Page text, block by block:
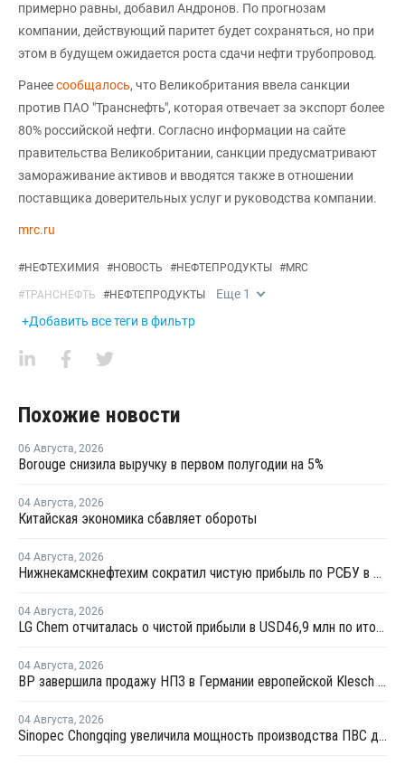
примерно равны, добавил Андронов. По прогнозам
компании, действующий паритет будет сохраняться, но при
этом в будущем ожидается роста сдачи нефти трубопровод.
Ранеесообщалось, что Великобритания ввела санкции
против ПАО "Транснефть", которая отвечает за экспорт более
80% российской нефти. Согласно информации на сайте
правительства Великобритании, санкции предусматривают
замораживание активов и вводятся также в отношении
поставщика доверительных услуг и руководства компании.
mrc.ru
#НЕФТЕХИМИЯ #НОВОСТЬ #НЕФТЕПРОДУКТЫ #MRC
#ТРАНСНЕФТЬ #НЕФТЕПРОДУКТЫ Еще 1
+Добавить все теги в фильтр
Похожие новости
06 Августа, 2026
Borouge снизила выручку в первом полугодии на 5%
04 Августа, 2026
Китайская экономика сбавляет обороты
04 Августа, 2026
Нижнекамскнефтехим сократил чистую прибыль по РСБУ в 15 раз в первом полугодии
04 Августа, 2026
LG Chem отчиталась о чистой прибыли в USD46,9 млн по итогам второго квартала 2026 года
04 Августа, 2026
BP завершила продажу НПЗ в Германии европейской Klesch Group
04 Августа, 2026
Sinopec Chongqing увеличила мощность производства ПВС до 210 тысяч тонн